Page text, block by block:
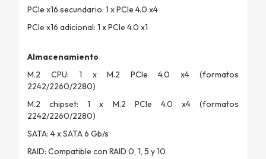
PCIe x16 secundario: 1 x PCIe 4.0 x4
PCIe x16 adicional: 1 x PCIe 4.0 x1
Almacenamiento
M.2 CPU: 1 x M.2 PCIe 4.0 x4 (formatos
2242/2260/2280)
M.2 chipset: 1 x M.2 PCIe 4.0 x4 (formatos
2242/2260/2280)
SATA: 4 x SATA 6 Gb/s
RAID: Compatible con RAID 0, 1, 5 y 10